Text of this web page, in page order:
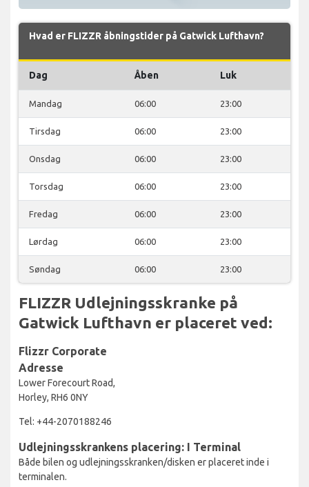
Hvad er FLIZZR åbningstider på Gatwick Lufthavn?
Dag Åben Luk
Mandag 06:00 23:00
Tirsdag 06:00 23:00
Onsdag 06:00 23:00
Torsdag 06:00 23:00
Fredag 06:00 23:00
Lørdag 06:00 23:00
Søndag 06:00 23:00
FLIZZR Udlejningsskranke på
Gatwick Lufthavn er placeret ved:
Flizzr Corporate
Adresse
Lower Forecourt Road,
Horley, RH6 0NY
Tel: +44-2070188246
Udlejningsskrankens placering: I Terminal
Både bilen og udlejningsskranken/disken er placeret inde i
terminalen.